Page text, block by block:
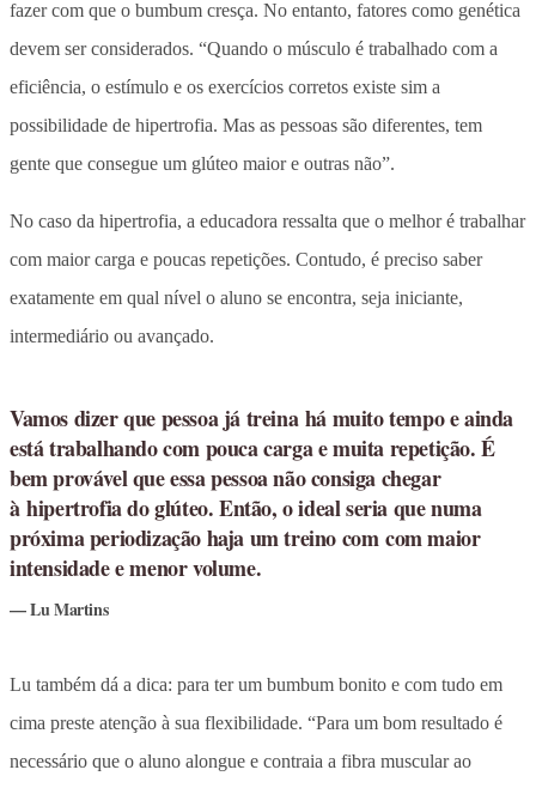
fazer com que o bumbum cresça. No entanto, fatores como genética
devem ser considerados. “Quando o músculo é trabalhado com a
eficiência, o estímulo e os exercícios corretos existe sim a
possibilidade de hipertrofia. Mas as pessoas são diferentes, tem
gente que consegue um glúteo maior e outras não”.
No caso da hipertrofia, a educadora ressalta que o melhor é trabalhar
com maior carga e poucas repetições. Contudo, é preciso saber
exatamente em qual nível o aluno se encontra, seja iniciante,
intermediário ou avançado.
Vamos dizer que pessoa já treina há muito tempo e ainda
está trabalhando com pouca carga e muita repetição. É
bem provável que essa pessoa não consiga chegar
à hipertrofia do glúteo. Então, o ideal seria que numa
próxima periodização haja um treino com com maior
intensidade e menor volume.
Lu Martins
Lu também dá a dica: para ter um bumbum bonito e com tudo em
cima preste atenção à sua flexibilidade. “Para um bom resultado é
necessário que o aluno alongue e contraia a fibra muscular ao